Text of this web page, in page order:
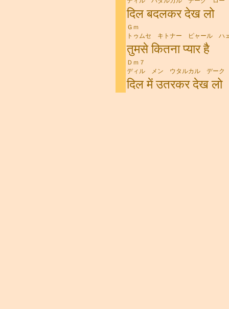
दिल बदलकर देख लो
Ｇｍ Ｃ
トゥムセ キトナー ピャール ハ
तुमसे कितना प्यार है
Ｄｍ７
ディル メン ウタルカル デーク
दिल में उतरकर देख लो